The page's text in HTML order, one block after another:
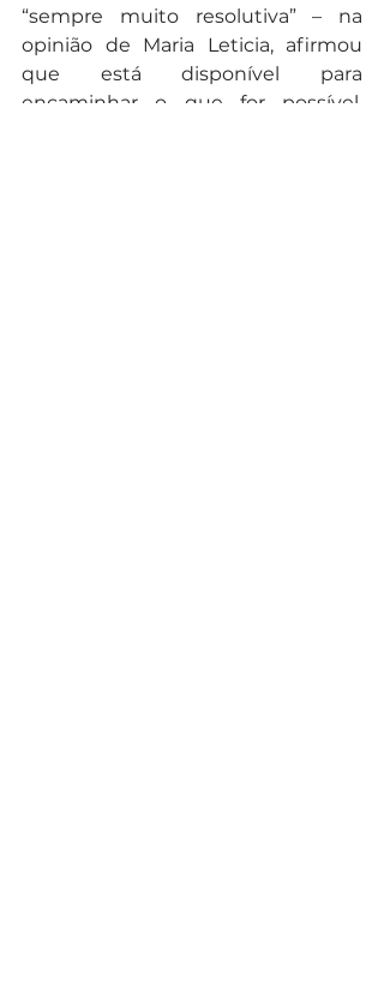
“sempre muito resolutiva” – na
opinião de Maria Leticia, afirmou
que está disponível para
encaminhar o que for possível,